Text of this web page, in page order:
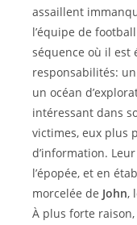
assaillent
l’équipe de
séquence où il est
responsabilités:
un océan
intéressant dans
victimes, eux plus
d’information.
l’épopée, et en
morcelée de John,
À plus forte